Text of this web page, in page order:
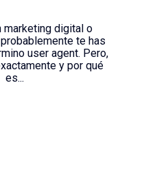
marketing digital o
te has
user agent. Pero,
y por qué
es...